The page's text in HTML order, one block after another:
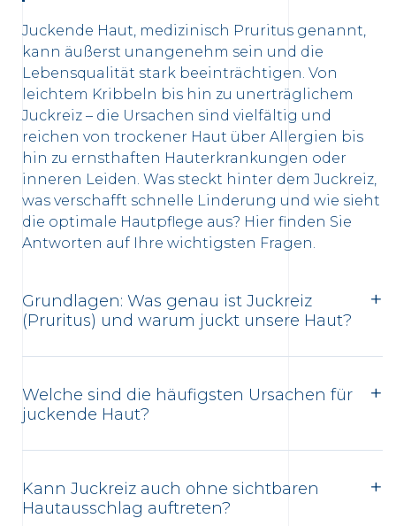
Juckende Haut, medizinisch Pruritus genannt,
kann äußerst unangenehm sein und die
Lebensqualität stark beeinträchtigen. Von
leichtem Kribbeln bis hin zu unerträglichem
Juckreiz – die Ursachen sind vielfältig und
reichen von trockener Haut über Allergien bis
hin zu ernsthaften Hauterkrankungen oder
inneren Leiden. Was steckt hinter dem Juckreiz,
was verschafft schnelle Linderung und wie sieht
die optimale Hautpflege aus? Hier finden Sie
Antworten auf Ihre wichtigsten Fragen.
Grundlagen: Was genau ist Juckreiz
(Pruritus) und warum juckt unsere Haut?
Welche sind die häufigsten Ursachen für
juckende Haut?
Kann Juckreiz auch ohne sichtbaren
Hautausschlag auftreten?